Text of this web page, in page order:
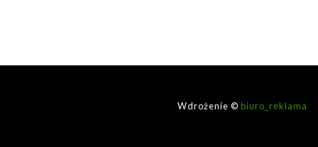
Wdrożenie © biuro_reklama